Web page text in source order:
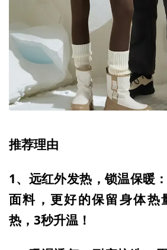
推荐理由
1、远红外发热，锁温保暖
面料，更好的保留身体热
热，3秒升温！